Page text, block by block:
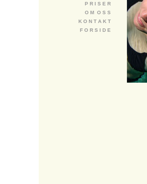
P R I S E R
O M O S S
K O N T A K T
F O R S I D E